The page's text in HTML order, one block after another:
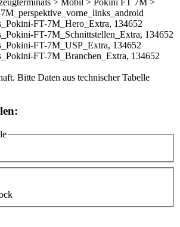
Bitte Daten aus technischer Tabelle